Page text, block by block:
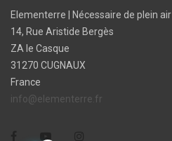
Elementerre | Nécessaire de plein air
14, Rue Aristide Bergès
ZA le Casque
31270 CUGNAUX
France
info@elementerre.fr